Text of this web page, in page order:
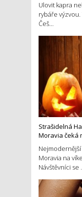
Ulovit kapra
rybáře
Češ...
Strašidelná
Moravia čeká
Moravia na
Návštěvníci se